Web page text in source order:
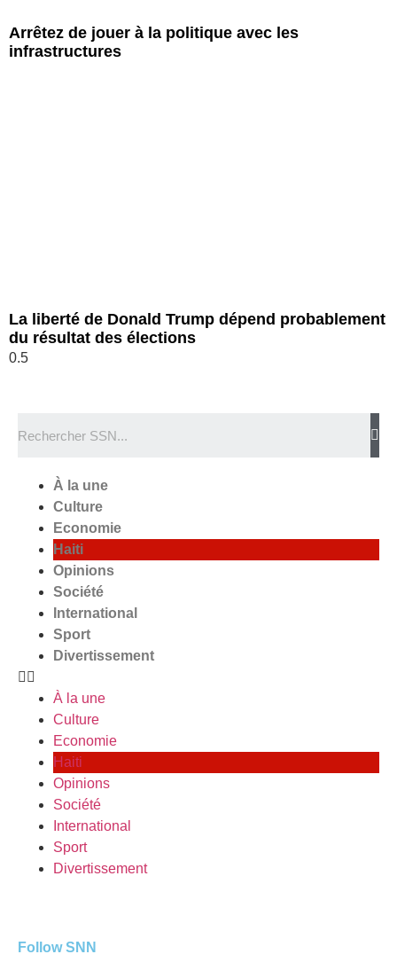
Arrêtez de jouer à la politique avec les
infrastructures
La liberté de Donald Trump dépend probablement
du résultat des élections
À la une
Culture
Economie
Haiti
Opinions
Société
International
Sport
Divertissement
À la une
Culture
Economie
Haiti
Opinions
Société
International
Sport
Divertissement
Follow SNN